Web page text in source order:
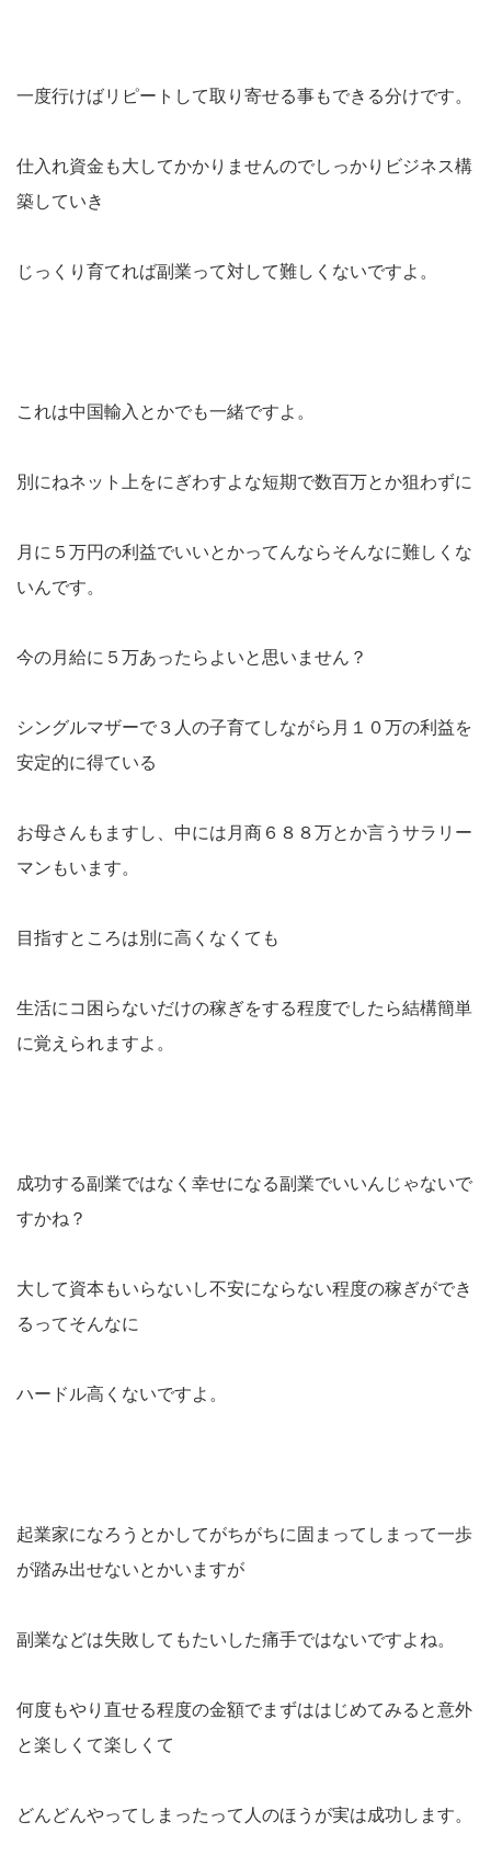
一度行けばリピートして取り寄せる事もできる分けです。
仕入れ資金も大してかかりませんのでしっかりビジネス構
築していき
じっくり育てれば副業って対して難しくないですよ。
これは中国輸入とかでも一緒ですよ。
別にねネット上をにぎわすよな短期で数百万とか狙わずに
月に５万円の利益でいいとかってんならそんなに難しくな
いんです。
今の月給に５万あったらよいと思いません？
シングルマザーで３人の子育てしながら月１０万の利益を
安定的に得ている
お母さんもますし、中には月商６８８万とか言うサラリー
マンもいます。
目指すところは別に高くなくても
生活にコ困らないだけの稼ぎをする程度でしたら結構簡単
に覚えられますよ。
成功する副業ではなく幸せになる副業でいいんじゃないで
すかね？
大して資本もいらないし不安にならない程度の稼ぎができ
るってそんなに
ハードル高くないですよ。
起業家になろうとかしてがちがちに固まってしまって一歩
が踏み出せないとかいますが
副業などは失敗してもたいした痛手ではないですよね。
何度もやり直せる程度の金額でまずははじめてみると意外
と楽しくて楽しくて
どんどんやってしまったって人のほうが実は成功します。